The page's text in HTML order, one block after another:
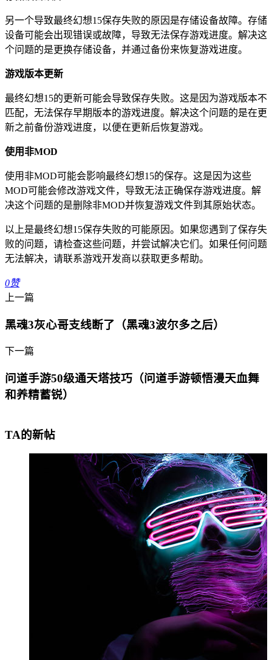
另一个导致最终幻想15保存失败的原因是存储设备故障。存储
设备可能会出现错误或故障，导致无法保存游戏进度。解决这
个问题的是更换存储设备，并通过备份来恢复游戏进度。
游戏版本更新
最终幻想15的更新可能会导致保存失败。这是因为游戏版本不
匹配，无法保存早期版本的游戏进度。解决这个问题的是在更
新之前备份游戏进度，以便在更新后恢复游戏。
使用非MOD
使用非MOD可能会影响最终幻想15的保存。这是因为这些
MOD可能会修改游戏文件，导致无法正确保存游戏进度。解
决这个问题的是删除非MOD并恢复游戏文件到其原始状态。
以上是最终幻想15保存失败的可能原因。如果您遇到了保存失
败的问题，请检查这些问题，并尝试解决它们。如果任何问题
无法解决，请联系游戏开发商以获取更多帮助。
0赞
上一篇
黑魂3灰心哥支线断了（黑魂3波尔多之后）
下一篇
问道手游50级通天塔技巧（问道手游顿悟漫天血舞
和养精蓄锐）
TA的新帖